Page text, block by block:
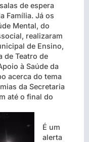
de espera
Família. Já os
Mental, do
realizaram
de Ensino,
de Teatro de
à Saúde da
acerca do tema
da Secretaria
até o final do
É um
alerta